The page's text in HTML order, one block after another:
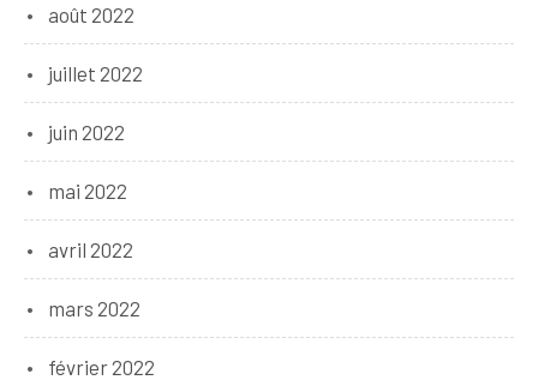
août 2022
juillet 2022
juin 2022
mai 2022
avril 2022
mars 2022
février 2022